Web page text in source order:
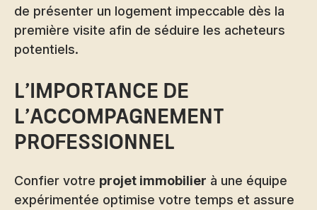
de présenter un logement impeccable dès la
première visite afin de séduire les acheteurs
potentiels.
L’importance de
l’accompagnement
professionnel
Confier votre projet immobilier à une équipe
expérimentée optimise votre temps et assure